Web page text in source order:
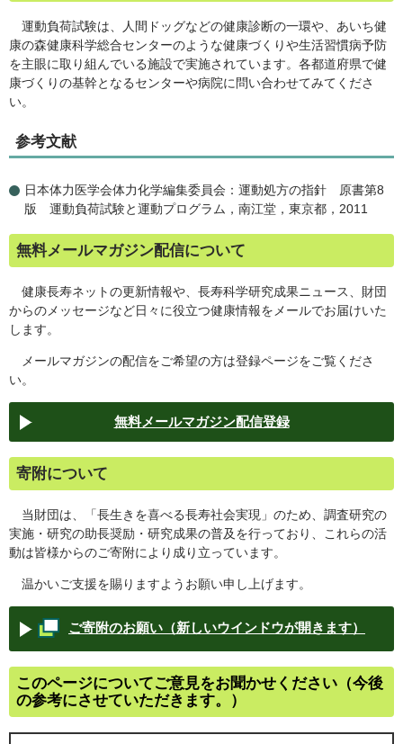
運動負荷試験は、人間ドッグなどの健康診断の一環や、あいち健
康の森健康科学総合センターのような健康づくりや生活習慣病予防
を主眼に取り組んでいる施設で実施されています。各都道府県で健
康づくりの基幹となるセンターや病院に問い合わせてみてくださ
い。
参考文献
日本体力医学会体力化学編集委員会：運動処方の指針 原書第8
版 運動負荷試験と運動プログラム，南江堂，東京都，2011
無料メールマガジン配信について
健康長寿ネットの更新情報や、長寿科学研究成果ニュース、財団
からのメッセージなど日々に役立つ健康情報をメールでお届けいた
します。
メールマガジンの配信をご希望の方は登録ページをご覧くださ
い。
無料メールマガジン配信登録
寄附について
当財団は、「長生きを喜べる長寿社会実現」のため、調査研究の
実施・研究の助長奨励・研究成果の普及を行っており、これらの活
動は皆様からのご寄附により成り立っています。
温かいご支援を賜りますようお願い申し上げます。
ご寄附のお願い（新しいウインドウが開きます）
このページについてご意見をお聞かせください（今後
の参考にさせていただきます。）